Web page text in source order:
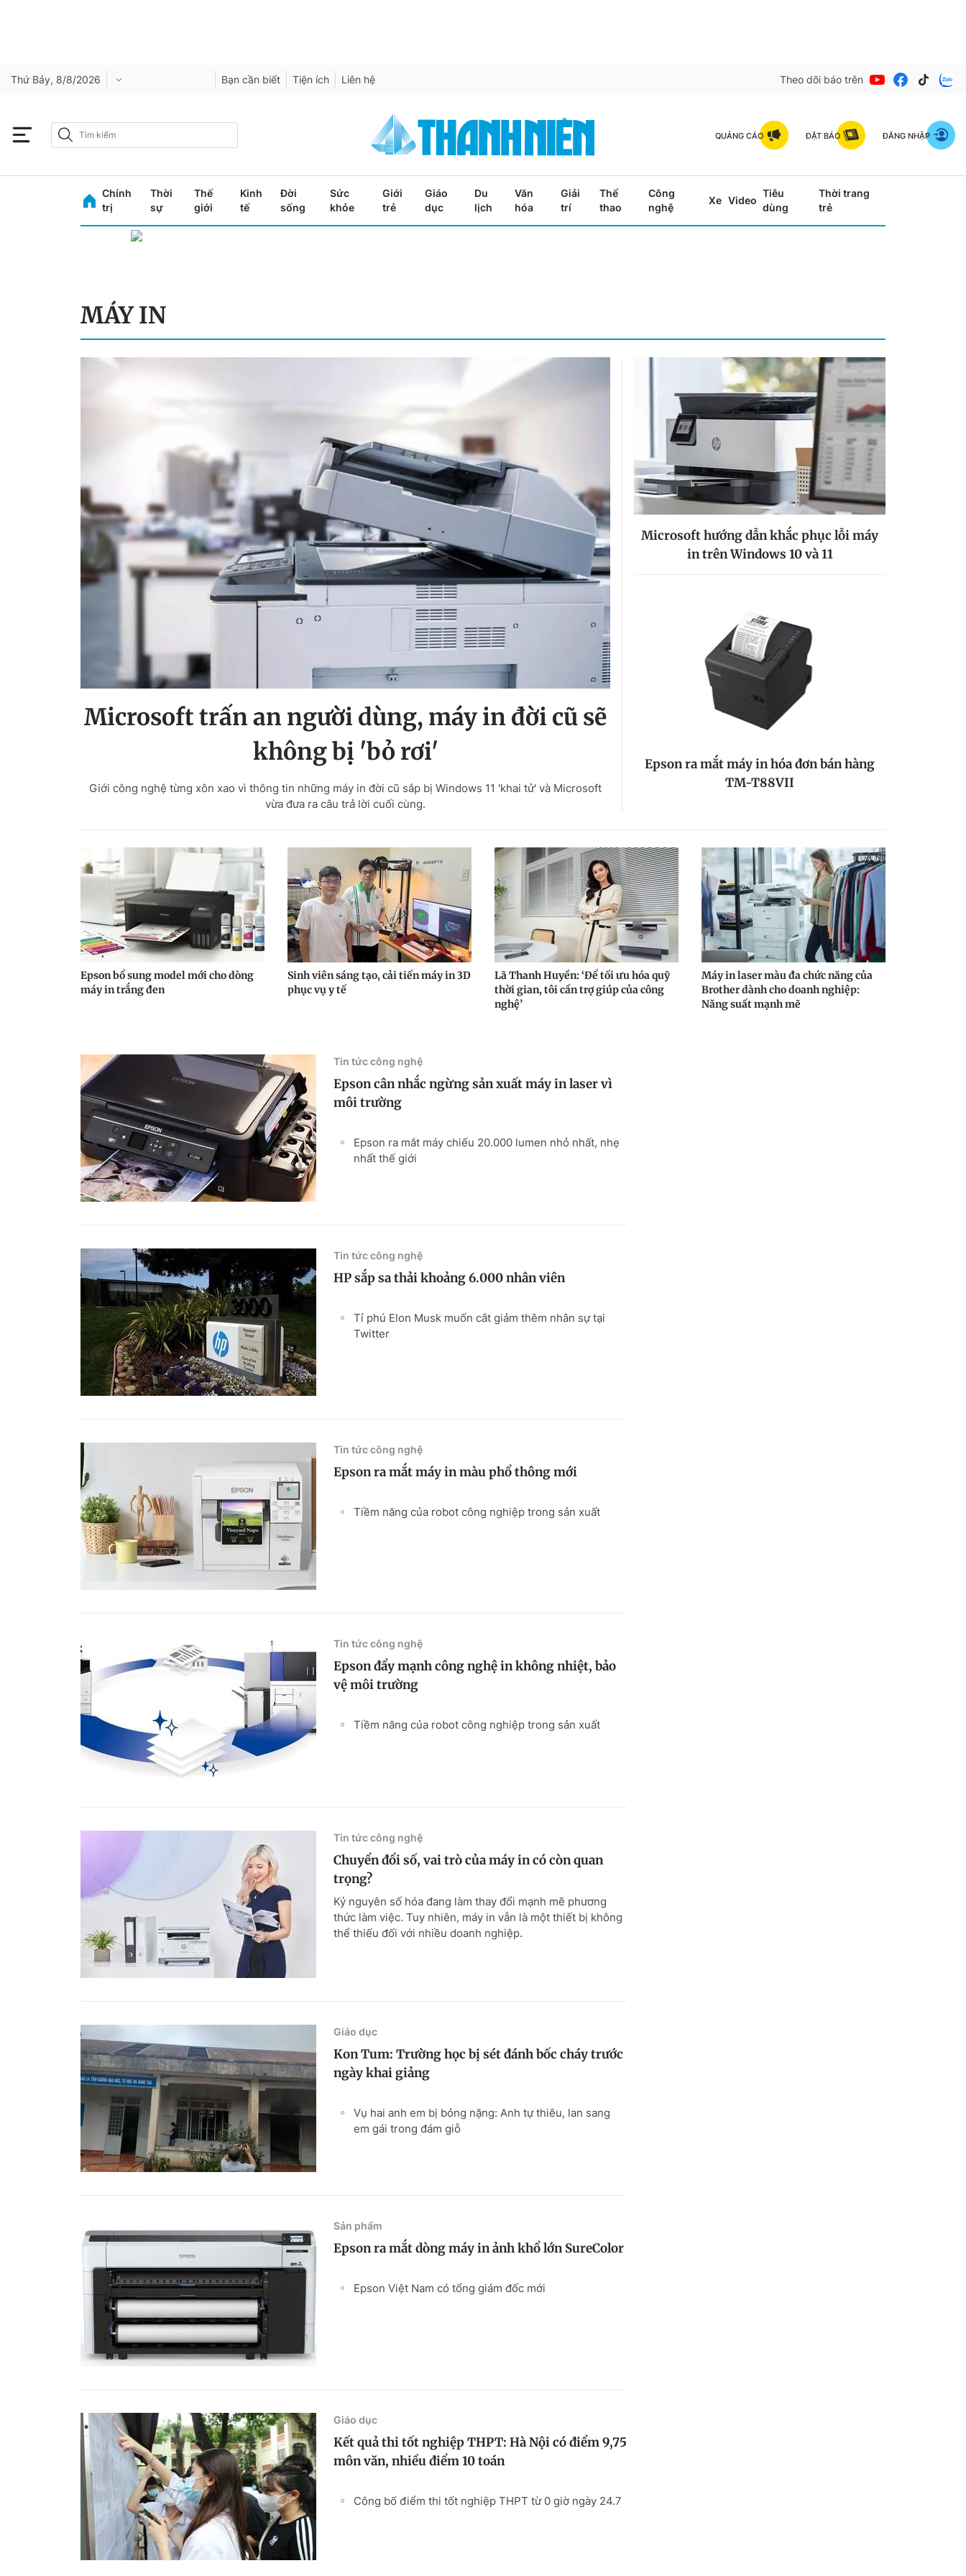
Thứ Bảy, 8/8/2026 Bạn cần biết Tiện ích Liên hệ Theo dõi báo trên
QUẢNG CÁO ĐẶT BÁO ĐĂNG NHẬP
Chính
trị
Thời
sự
Thế
giới
Kinh
tế
Đời
sống
Sức
khỏe
Giới
trẻ
Giáo
dục
Du
lịch
Văn
hóa
Giải
trí
Thể
thao
Công
nghệ
Xe Video
Tiêu
dùng
Thời trang
trẻ
MÁY IN
Microsoft trấn an người dùng, máy in đời cũ sẽ
không bị 'bỏ rơi'
Giới công nghệ từng xôn xao vì thông tin những máy in đời cũ sắp bị Windows 11 'khai tử' và Microsoft
vừa đưa ra câu trả lời cuối cùng.
Microsoft hướng dẫn khắc phục lỗi máy
in trên Windows 10 và 11
Epson ra mắt máy in hóa đơn bán hàng
TM-T88VII
Epson bổ sung model mới cho dòng
máy in trắng đen
Sinh viên sáng tạo, cải tiến máy in 3D
phục vụ y tế
Lã Thanh Huyền: ‘Để tối ưu hóa quỹ
thời gian, tôi cần trợ giúp của công
nghệ’
Máy in laser màu đa chức năng của
Brother dành cho doanh nghiệp:
Năng suất mạnh mẽ
Tin tức công nghệ
Epson cân nhắc ngừng sản xuất máy in laser vì
môi trường
Epson ra mắt máy chiếu 20.000 lumen nhỏ nhất, nhẹ
nhất thế giới
Tin tức công nghệ
HP sắp sa thải khoảng 6.000 nhân viên
Tỉ phú Elon Musk muốn cắt giảm thêm nhân sự tại
Twitter
Tin tức công nghệ
Epson ra mắt máy in màu phổ thông mới
Tiềm năng của robot công nghiệp trong sản xuất
Tin tức công nghệ
Epson đẩy mạnh công nghệ in không nhiệt, bảo
vệ môi trường
Tiềm năng của robot công nghiệp trong sản xuất
Tin tức công nghệ
Chuyển đổi số, vai trò của máy in có còn quan
trọng?
Kỷ nguyên số hóa đang làm thay đổi mạnh mẽ phương
thức làm việc. Tuy nhiên, máy in vẫn là một thiết bị không
thể thiếu đối với nhiều doanh nghiệp.
Giáo dục
Kon Tum: Trường học bị sét đánh bốc cháy trước
ngày khai giảng
Vụ hai anh em bị bỏng nặng: Anh tự thiêu, lan sang
em gái trong đám giỗ
Sản phẩm
Epson ra mắt dòng máy in ảnh khổ lớn SureColor
Epson Việt Nam có tổng giám đốc mới
Giáo dục
Kết quả thi tốt nghiệp THPT: Hà Nội có điểm 9,75
môn văn, nhiều điểm 10 toán
Công bố điểm thi tốt nghiệp THPT từ 0 giờ ngày 24.7